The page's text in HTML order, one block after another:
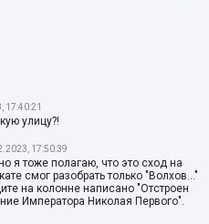
17:40:21
улицу?!
17:50:39
я тоже полагаю, что это сход на
смог разобрать только "Волхов..."
на колонне написано "Отстроен
Императора Николая Первого".